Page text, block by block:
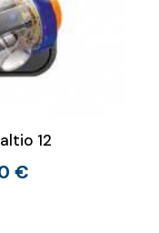
12
€